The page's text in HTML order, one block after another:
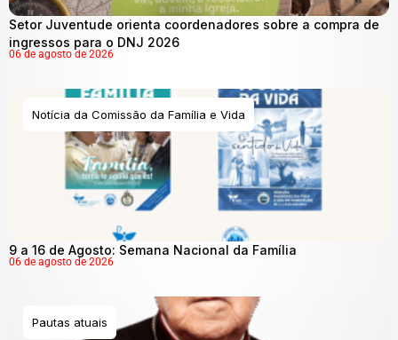
Setor Juventude orienta coordenadores sobre a compra de
ingressos para o DNJ 2026
06 de agosto de 2026
Notícia da Comissão da Família e Vida
9 a 16 de Agosto: Semana Nacional da Família
06 de agosto de 2026
Pautas atuais